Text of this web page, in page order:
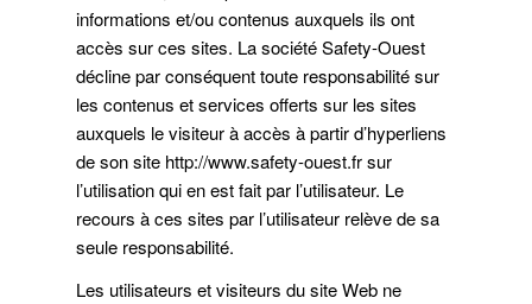
informations et/ou contenus auxquels ils ont
accès sur ces sites. La société Safety-Ouest
décline par conséquent toute responsabilité sur
les contenus et services offerts sur les sites
auxquels le visiteur à accès à partir d’hyperliens
de son site http://www.safety-ouest.fr sur
l’utilisation qui en est fait par l’utilisateur. Le
recours à ces sites par l’utilisateur relève de sa
seule responsabilité.
Les utilisateurs et visiteurs du site Web ne